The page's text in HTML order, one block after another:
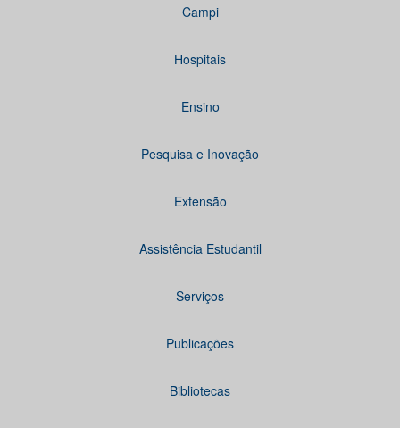
Campi
Hospitais
Ensino
Pesquisa e Inovação
Extensão
Assistência Estudantil
Serviços
Publicações
Bibliotecas